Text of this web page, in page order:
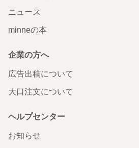
ニュース
minneの本
企業の方へ
広告出稿について
大口注文について
ヘルプセンター
お知らせ